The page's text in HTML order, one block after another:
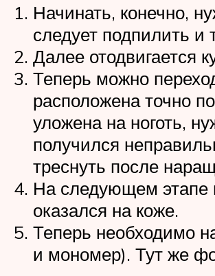
Начинать, конечно,
следует подпилить
Далее отодвигается
Теперь можно
расположена точно
уложена на ноготь,
получился
треснуть после
На следующем этапе
оказался на коже.
Теперь необходимо
и мономер). Тут же